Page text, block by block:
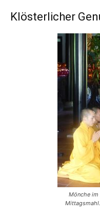
Klösterlicher
Mönche im